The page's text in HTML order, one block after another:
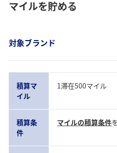
マイルを貯める
対象ブランド
積算マ
イル
1滞在500マイル
積算条
件
マイルの積算条件